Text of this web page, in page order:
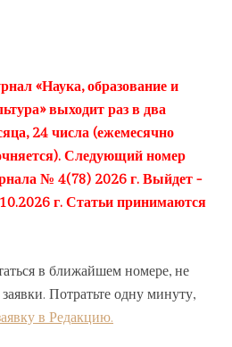
«Наука, образование и
выходит раз в два
24 числа (ежемесячно
Следующий номер
№ 4(78) 2026 г. Выйдет -
г. Статьи принимаются
в ближайшем номере, не
Потратьте одну минуту,
в Редакцию.